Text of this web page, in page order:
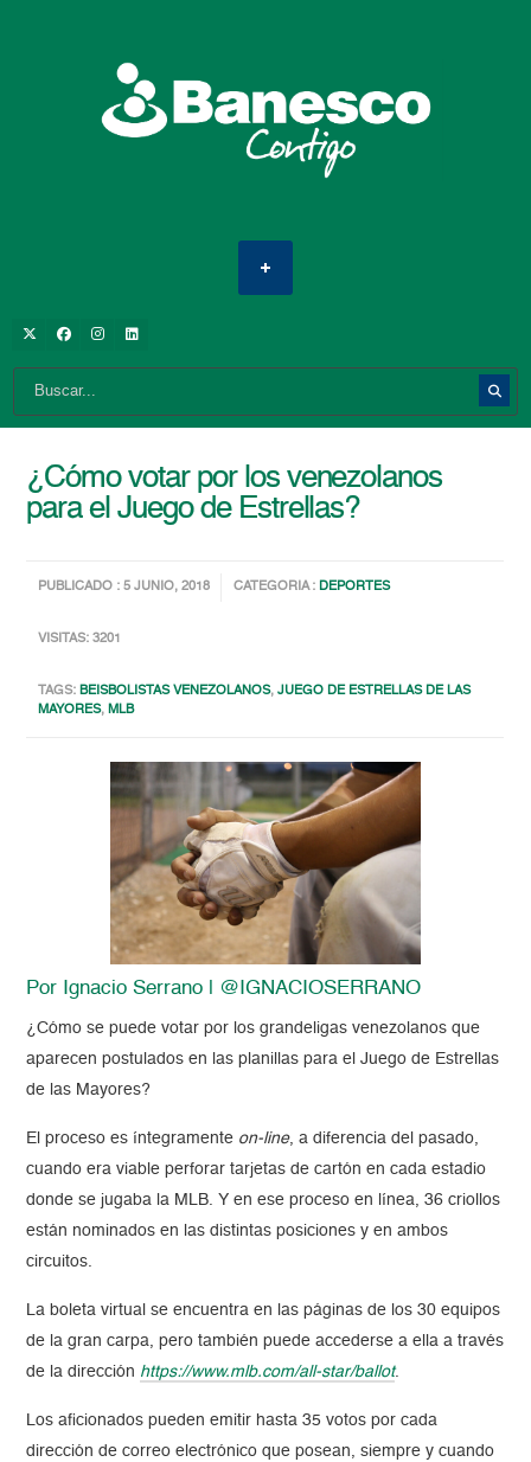
¿Cómo votar por los venezolanos
para el Juego de Estrellas?
PUBLICADO : 5 JUNIO, 2018 CATEGORIA :DEPORTES
VISITAS: 3201
TAGS:BEISBOLISTAS VENEZOLANOS,JUEGO DE ESTRELLAS DE LAS
MAYORES,MLB
Por Ignacio Serrano | @IGNACIOSERRANO
¿Cómo se puede votar por los grandeligas venezolanos que
aparecen postulados en las planillas para el Juego de Estrellas
de las Mayores?
El proceso es íntegramente on-line, a diferencia del pasado,
cuando era viable perforar tarjetas de cartón en cada estadio
donde se jugaba la MLB. Y en ese proceso en línea, 36 criollos
están nominados en las distintas posiciones y en ambos
circuitos.
La boleta virtual se encuentra en las páginas de los 30 equipos
de la gran carpa, pero también puede accederse a ella a través
de la dirección https://www.mlb.com/all-star/ballot.
Los aficionados pueden emitir hasta 35 votos por cada
dirección de correo electrónico que posean, siempre y cuando